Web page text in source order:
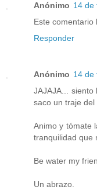
Anónimo 14 de
Este comentario
Responder
Anónimo 14 de
JAJAJA...
saco un traje
Animo y tómate
tranquilidad que
Be water my
Un abrazo.